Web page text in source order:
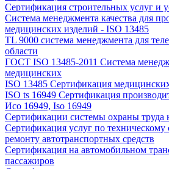
Сертификация строительных услуг и
Система менеджмента качества для
медицинских изделий - ISO 13485
TL 9000 система менеджмента для
области
ГОСТ ISO 13485-2011 Система
медицинских
ISO 13485 Сертификация
ISO ts 16949 Сертификация
Исо 16949, Iso 16949
Сертификации системы охраны труда
Сертификация услуг по
ремонту автотранспортных средств
Сертификация на автомобильном
пассажиров